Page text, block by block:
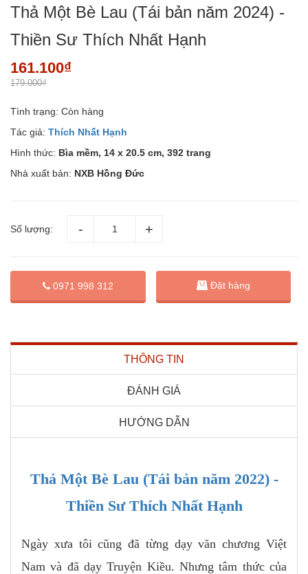
Thả Một Bè Lau (Tái bản năm 2024) -
Thiền Sư Thích Nhất Hạnh
161.100₫
179.000₫
Tình trạng: Còn hàng
Tác giả: Thích Nhất Hạnh
Hình thức: Bìa mềm, 14 x 20.5 cm, 392 trang
Nhà xuất bản: NXB Hồng Đức
Số lượng:
0971 998 312 Đặt hàng
THÔNG TIN
ĐÁNH GIÁ
HƯỚNG DẪN
Thả Một Bè Lau (Tái bản năm 2022) -
Thiền Sư Thích Nhất Hạnh
Ngày xưa tôi cũng đã từng dạy văn chương Việt
Nam và đã dạy Truyện Kiều. Nhưng tâm thức của